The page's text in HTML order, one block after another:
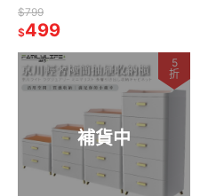
免手洗拖把 大板拖 平板拖 平板
拖把 懶人拖把 拖把
$799
$499
補貨中
5
折